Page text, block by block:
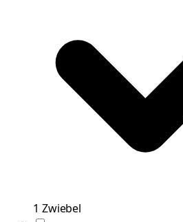
1 Zwiebel